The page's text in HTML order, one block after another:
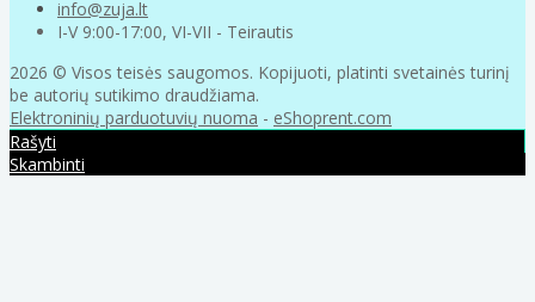
info@zuja.lt
I-V 9:00-17:00, VI-VII - Teirautis
2026 © Visos teisės saugomos. Kopijuoti, platinti svetainės turinį
be autorių sutikimo draudžiama.
Elektroninių parduotuvių nuoma - eShoprent.com
Rašyti
Skambinti